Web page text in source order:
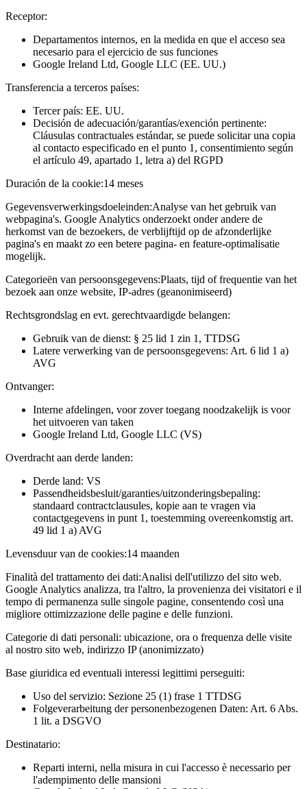
Receptor:
Departamentos internos, en la medida en que el acceso sea
necesario para el ejercicio de sus funciones
Google Ireland Ltd, Google LLC (EE. UU.)
Transferencia a terceros países:
Tercer país: EE. UU.
Decisión de adecuación/garantías/exención pertinente:
Cláusulas contractuales estándar, se puede solicitar una copia
al contacto especificado en el punto 1, consentimiento según
el artículo 49, apartado 1, letra a) del RGPD
Duración de la cookie:14 meses
Gegevensverwerkingsdoeleinden:Analyse van het gebruik van
webpagina's. Google Analytics onderzoekt onder andere de
herkomst van de bezoekers, de verblijftijd op de afzonderlijke
pagina's en maakt zo een betere pagina- en feature-optimalisatie
mogelijk.
Categorieën van persoonsgegevens:Plaats, tijd of frequentie van het
bezoek aan onze website, IP-adres (geanonimiseerd)
Rechtsgrondslag en evt. gerechtvaardigde belangen:
Gebruik van de dienst: § 25 lid 1 zin 1, TTDSG
Latere verwerking van de persoonsgegevens: Art. 6 lid 1 a)
AVG
Ontvanger:
Interne afdelingen, voor zover toegang noodzakelijk is voor
het uitvoeren van taken
Google Ireland Ltd, Google LLC (VS)
Overdracht aan derde landen:
Derde land: VS
Passendheidsbesluit/garanties/uitzonderingsbepaling:
standaard contractclausules, kopie aan te vragen via
contactgegevens in punt 1, toestemming overeenkomstig art.
49 lid 1 a) AVG
Levensduur van de cookies:14 maanden
Finalità del trattamento dei dati:Analisi dell'utilizzo del sito web.
Google Analytics analizza, tra l'altro, la provenienza dei visitatori e il
tempo di permanenza sulle singole pagine, consentendo così una
migliore ottimizzazione delle pagine e delle funzioni.
Categorie di dati personali: ubicazione, ora o frequenza delle visite
al nostro sito web, indirizzo IP (anonimizzato)
Base giuridica ed eventuali interessi legittimi perseguiti:
Uso del servizio: Sezione 25 (1) frase 1 TTDSG
Folgeverarbeitung der personenbezogenen Daten: Art. 6 Abs.
1 lit. a DSGVO
Destinatario:
Reparti interni, nella misura in cui l'accesso è necessario per
l'adempimento delle mansioni